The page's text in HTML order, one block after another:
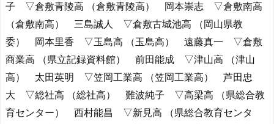
子 ▽倉敷青陵高 （倉敷青陵高） 岡本崇志 ▽倉敷南高
（倉敷南高） 三島誠人 ▽倉敷古城池高 （岡山県教
委） 岡本里香 ▽玉島高 （玉島高） 遠藤真一 ▽倉敷
商業高 （県立記録資料館） 前田能成 ▽津山高 （津山
高） 太田英明 ▽笠岡工業高 （笠岡工業高） 芦田忠
大 ▽総社高 （総社高） 難波純子 ▽高梁高 （県総合教
育センター） 西村能昌 ▽新見高 （県総合教育センタ